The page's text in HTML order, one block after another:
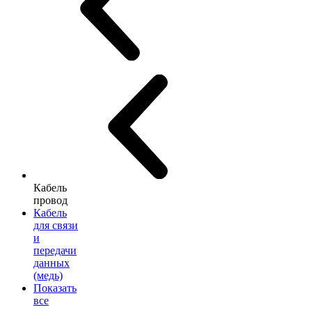
Кабель
провод
Кабель
для связи
и
передачи
данных
(медь)
Показать
все